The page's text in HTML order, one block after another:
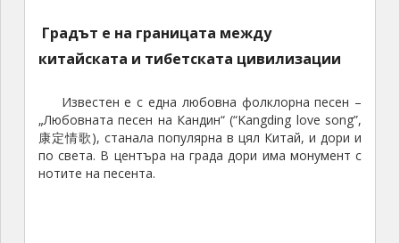
Градът е на границата между
китайската и тибетската цивилизации
Известен е с една любовна фолклорна песен –
„Любовната песен на Кандин“ (“Kangding love song”,
康定情歌), станала популярна в цял Китай, и дори и
по света. В центъра на града дори има монумент с
нотите на песента.